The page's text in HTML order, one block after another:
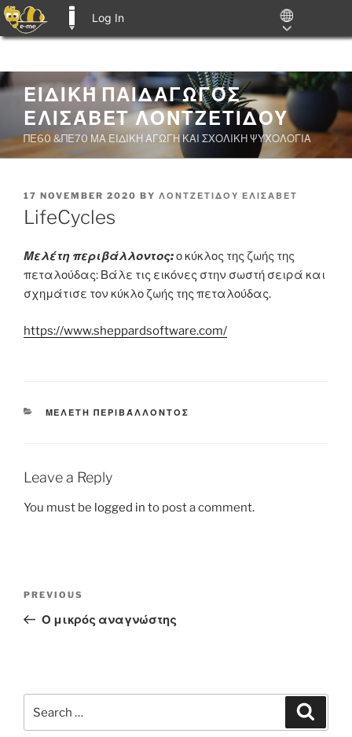
Log In
Skip
content
ΕΙΔΙΚΉ ΠΑΙΔΑΓΩΓΌΣ
ΕΛΙΣΆΒΕΤ ΛΟΝΤΖΕΤΙΔΟΥ
ΠΕ60 &ΠΕ70 ΜΑ ΕΙΔΙΚΗ ΑΓΩΓΗ ΚΑΙ ΣΧΟΛΙΚΗ ΨΥΧΟΛΟΓΙΑ
POSTED
ON
17 NOVEMBER 2020 BY ΛΟΝΤΖΕΤΙΔΟΥ ΕΛΙΣΑΒΕΤ
LifeCycles
Μελέτη περιβάλλοντος:ο κύκλος της ζωής της
πεταλούδας: Βάλε τις εικόνες στην σωστή σειρά και
σχημάτισε τον κύκλο ζωής της πεταλούδας.
https://www.sheppardsoftware.com/
CATEGORIES
ΜΕΛΈΤΗ ΠΕΡΙΒΆΛΛΟΝΤΟΣ
Leave a Reply
You must be logged in to post a comment.
Previous
Post
PREVIOUS
Ο μικρός αναγνώστης
for: